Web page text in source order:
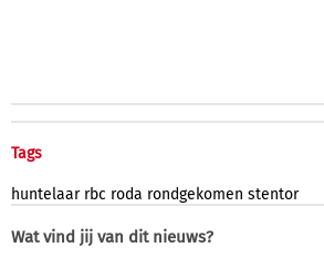
Tags
huntelaar rbc roda rondgekomen stentor
Wat vind jij van dit nieuws?